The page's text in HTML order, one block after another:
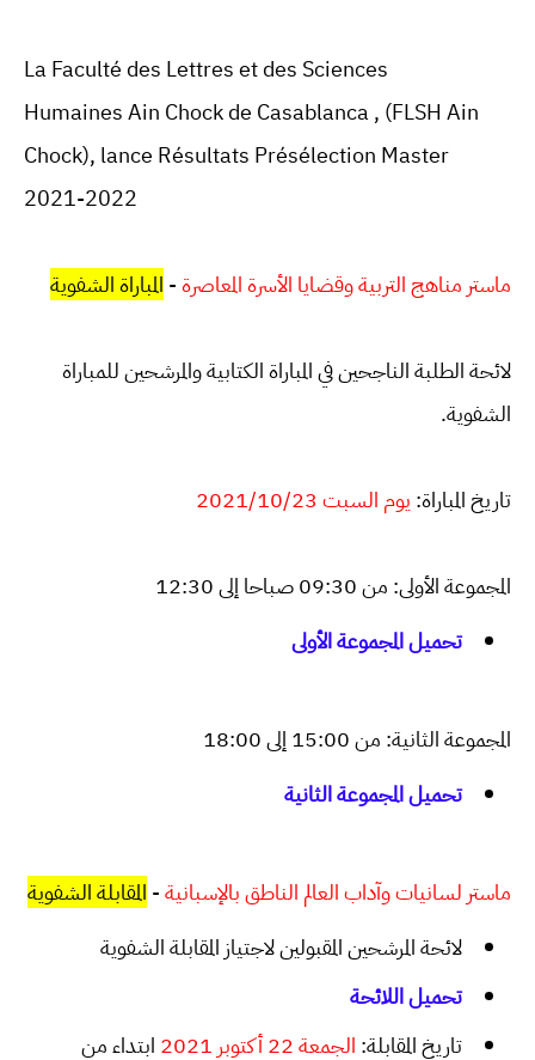
La Faculté des Lettres et des Sciences
HumainesAin Chockde Casablanca, (FLSH Ain
Chock), lance Résultats Présélection Master
2021-2022
ماستر مناهج التربية وقضايا الأسرة المعاصرة- المباراة الشفوية
لائحة الطلبة الناجحين في المباراة الكتابية والمرشحين للمباراة
الشفوية.
تاريخ المباراة: يوم السبت 2021/10/23
المجموعة الأولى: من 09:30 صباحا إلى 12:30
تحميل المجموعة الأولى
المجموعة الثانية: من 15:00 إلى 18:00
تحميل المجموعة الثانية
ماستر لسانيات وآداب العالم الناطق بالإسبانية- المقابلة الشفوية
لائحة المرشحين المقبولين لاجتياز المقابلة الشفوية
تحميل اللائحة
تاريخ المقابلة: الجمعة 22 أكتوبر 2021 ابتداء من